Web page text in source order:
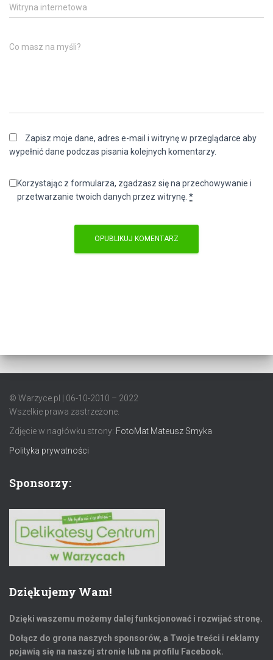
Witryna internetowa
Co masz na myśli?
Zapisz moje dane, adres e-mail i witrynę w przeglądarce aby
wypełnić dane podczas pisania kolejnych komentarzy.
Korzystając z formularza, zgadzasz się na przechowywanie i
przetwarzanie twoich danych przez witrynę. *
© Warzyce.pl | 06-10-2010 – 2022
Wszelkie prawa zastrzeżone.
Zdjęcie w nagłówku strony: FotoMat Mateusz Smyka
Polityka prywatności
Sponsorzy:
Dziękujemy Wam!
Dzięki waszemu możemy dalej funkcjonować i rozwijać stronę.
Dołącz do grona naszych sponsorów, a Twoje treści i reklamy
pojawią się na naszej stronie lub na profilu Facebook.